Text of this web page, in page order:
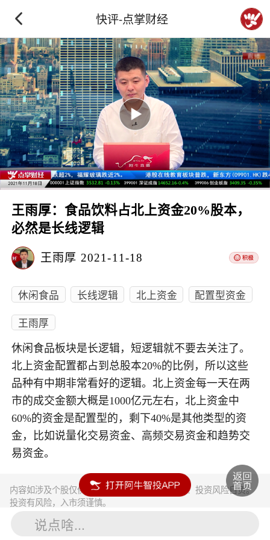
快评-点掌财经
王雨厚：食品饮料占北上资金20%股本，
必然是长线逻辑
王雨厚 2021-11-18
休闲食品 长线逻辑 北上资金
配置型资金
王雨厚
休闲食品板块是长逻辑，短逻辑就不要去关注了。
北上资金配置都占到总股本20%的比例，所以这些
品种有中期非常看好的逻辑。北上资金每一天在两
市的成交金额大概是1000亿元左右，北上资金中
60%的资金是配置型的，剩下40%是其他类型的资
金，比如说量化交易资金、高频交易资金和趋势交
易资金。
内容如涉及个股仅供参考，不构成任何投资建议！投资风险自负。
投资有风险，入市须谨慎。
说点啥...